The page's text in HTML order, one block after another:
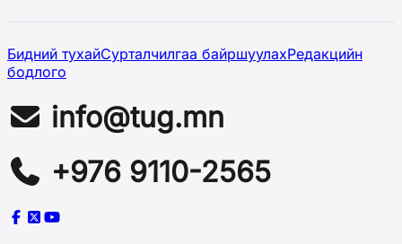
Бидний тухайСурталчилгаа байршуулахРедакцийн
бодлого
info@tug.mn
+976 9110-2565